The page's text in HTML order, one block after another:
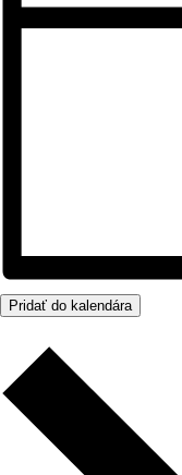
Pridať do kalendára